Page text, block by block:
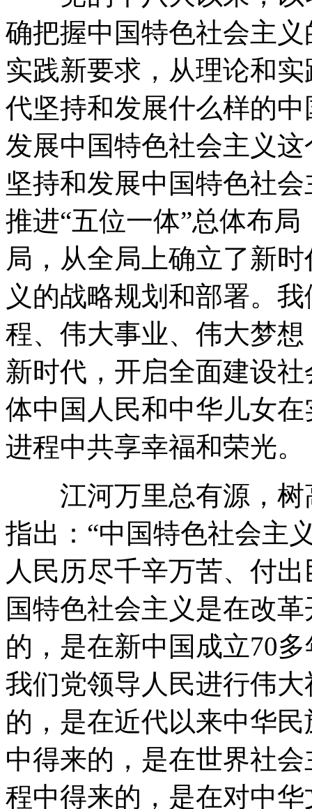
确把握中国特色社会主
实践新要求，从理论和
代坚持和发展什么样的
发展中国特色社会主义
坚持和发展中国特色社
推进“五位一体”总体布
局，从全局上确立了新
义的战略规划和部署。
程、伟大事业、伟大梦
新时代，开启全面建设
体中国人民和中华儿女
进程中共享幸福和荣光。
江河万里总有源，树
指出：“中国特色社会主
人民历尽千辛万苦、付
国特色社会主义是在改
的，是在新中国成立70
我们党领导人民进行伟
的，是在近代以来中华
中得来的，是在世界社
程中得来的，是在对中